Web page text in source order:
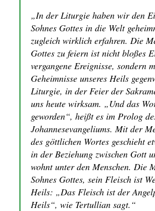
„In der Liturgie haben wir den
Sohnes Gottes in die Welt
zugleich wirklich erfahren. Die
Gottes zu feiern ist nicht bloßes
vergangene Ereignisse, sondern
Geheimnisse unseres Heils
Liturgie, in der Feier der
uns heute wirksam. „Und das
geworden“, heißt es im Prolog
Johannesevangeliums. Mit der
des göttlichen Wortes geschieht
in der Beziehung zwischen Gott
wohnt unter den Menschen. Die
Sohnes Gottes, sein Fleisch ist
Heils: „Das Fleisch ist der
Heils“, wie Tertullian sagt.“